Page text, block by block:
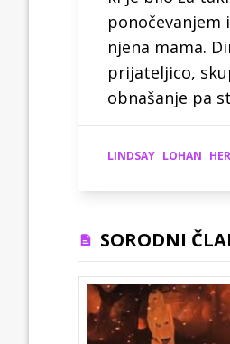
njena mama.
prijateljico,
obnašanje pa
LINDSAY LOHAN
SORODNI